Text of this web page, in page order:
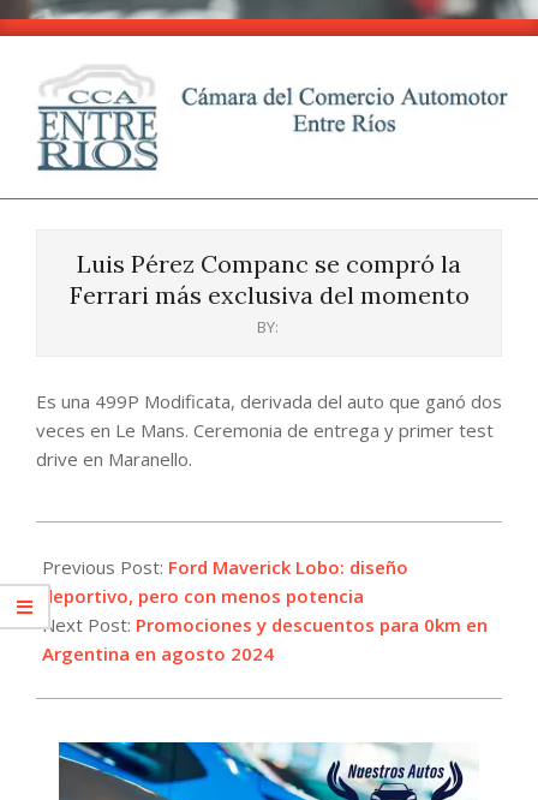
Skip
content
CCA
Entre
Ríos
Luis Pérez Companc se compró la
Ferrari más exclusiva del momento
BY:
Es una 499P Modificata, derivada del auto que ganó dos
veces en Le Mans. Ceremonia de entrega y primer test
drive en Maranello.
08-
05
Previous Post: Ford Maverick Lobo: diseño
deportivo, pero con menos potencia
Next Post: Promociones y descuentos para 0km en
Argentina en agosto 2024